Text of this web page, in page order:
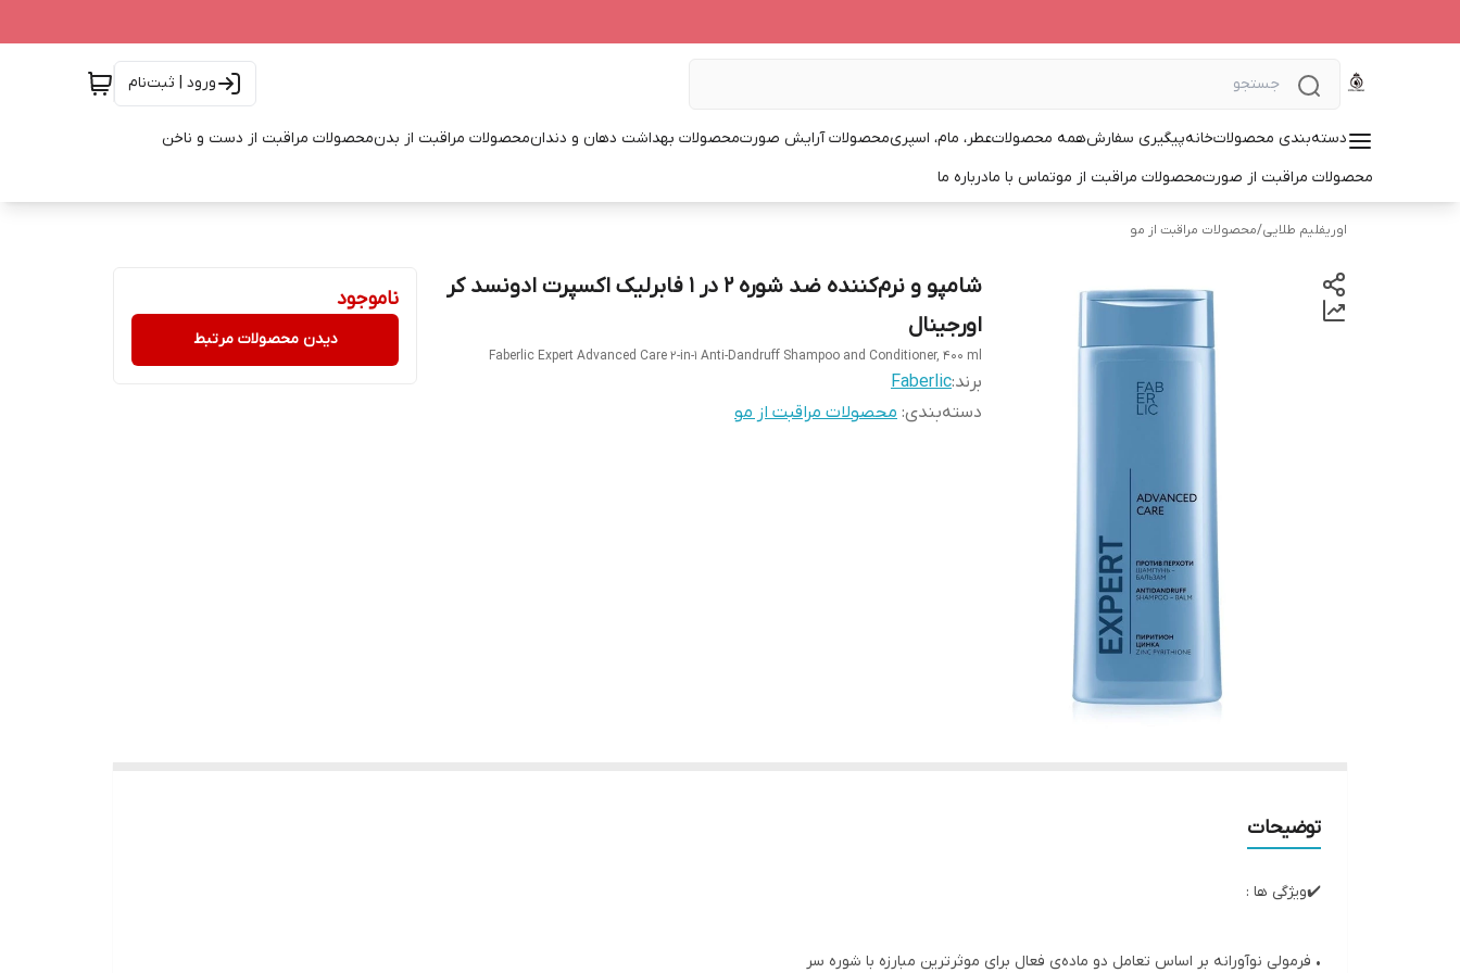
ورود | ثبت‌نام
دسته‌بندی محصولاتخانهپیگیری سفارشهمه محصولاتعطر، مام، اسپریمحصولات آرایش صورتمحصولات بهداشت دهان و دندانمحصولات مراقبت از بدنمحصولات مراقبت از دست و ناخن
محصولات مراقبت از صورتمحصولات مراقبت از موتماس با مادرباره ما
اوریفلیم طلایی/محصولات مراقبت از مو
شامپو و نرم‌کننده ضد شوره ۲ در ۱ فابرلیک اکسپرت ادونسد کر
اورجینال
Faberlic Expert Advanced Care 2-in-1 Anti-Dandruff Shampoo and Conditioner, 400 ml
برند:Faberlic
دسته‌بندی: محصولات مراقبت از مو
ناموجود
دیدن محصولات مرتبط
توضیحات
✔️ویژگی ها :
• فرمولی نوآورانه بر اساس تعامل دو ماده‌ی فعال برای موثرترین مبارزه با شوره سر